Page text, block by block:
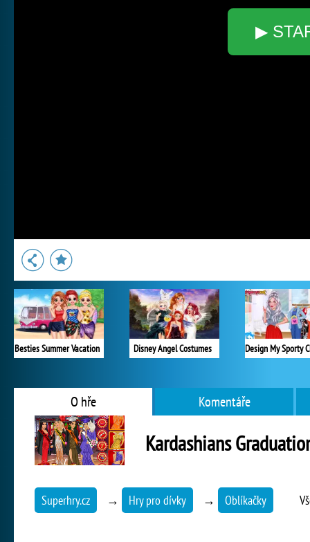
▶
Besties Summer Vacation Disney Angel Costumes
O hře Komentáře
Kardashians
Superhry.cz → Hry pro dívky → Oblíkačky